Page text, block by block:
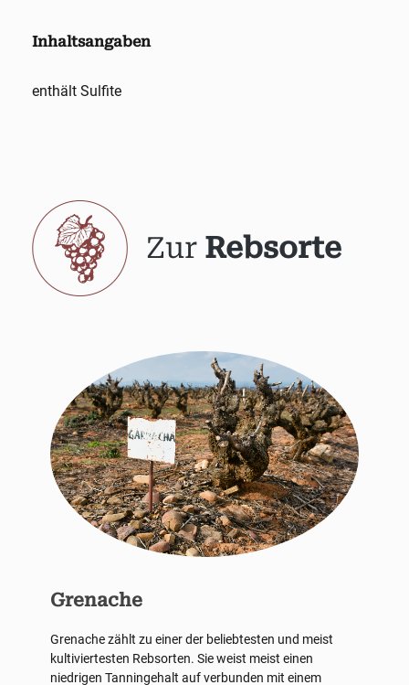
Inhaltsangaben
enthält Sulfite
Zur Rebsorte
Grenache
Grenache zählt zu einer der beliebtesten und meist
kultiviertesten Rebsorten. Sie weist meist einen
niedrigen Tanningehalt auf verbunden mit einem